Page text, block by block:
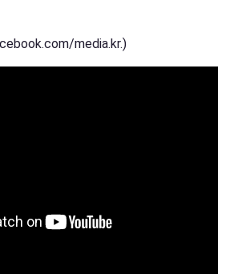
media.kr.)